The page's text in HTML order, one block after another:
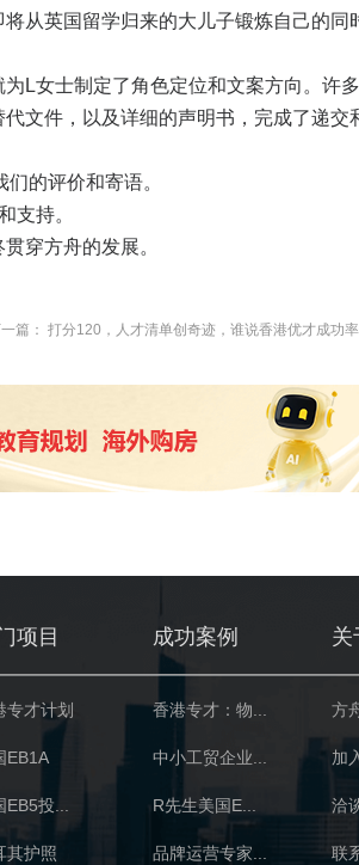
从英国留学归来的大儿子锻炼自己的同
L女士制定了角色定位和文案方向。许
文件，以及详细的声明书，完成了递交
的评价和寄语。
支持。
穿方舟的发展。
篇： 打分120，人才清单创奇迹，谁说香港优才成功率
项目
专才计划
EB1A
EB5投...
其护照
成功案例
香港专才：物...
中小工贸企业...
R先生美国E...
品牌运营专家...
关
方
加
洽
联